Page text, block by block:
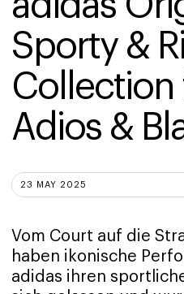
Sporty &
Collection
Adios &
23 MAY 2025
Vom Court auf die
haben ikonische
adidas ihren